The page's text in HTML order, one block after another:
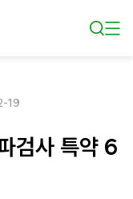
19
검사 특약 6